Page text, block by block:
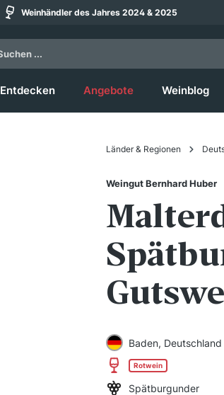
Weinhändler des Jahres 2024 & 2025
Entdecken Angebote Weinblog
Länder & Regionen
Weingut Bernhard Huber
Baden, Deutschland
Rotwein
Spätburgunder